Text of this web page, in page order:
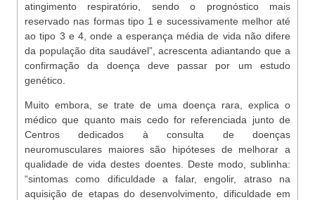
atingimento respiratório, sendo o prognóstico mais
reservado nas formas tipo 1 e sucessivamente melhor até
ao tipo 3 e 4, onde a esperança média de vida não difere
da população dita saudável”, acrescenta adiantando que a
confirmação da doença deve passar por um estudo
genético.
Muito embora, se trate de uma doença rara, explica o
médico que quanto mais cedo for referenciada junto de
Centros dedicados à consulta de doenças
neuromusculares maiores são hipóteses de melhorar a
qualidade de vida destes doentes. Deste modo, sublinha:
“sintomas como dificuldade a falar, engolir, atraso na
aquisição de etapas do desenvolvimento, dificuldade em